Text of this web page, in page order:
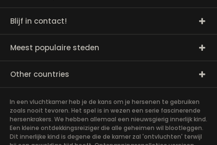
Blijf in contact!
Meest populaire steden
Other countries
In een vluchtkamer heb je de kans om je hersenen te gebruiken
zoals nooit tevoren. Het spel is in wezen een serie fascinerende
hersenkrakers. We hebben allemaal een nieuwsgierig innerlijk kind.
Een kleine ontdekkingsreiziger die alle geheimen wil blootleggen.
Dit innerlijke kind is degene die de kamer zal 'ontvluchten' terwijl